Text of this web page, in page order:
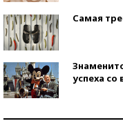
Самая
успеха